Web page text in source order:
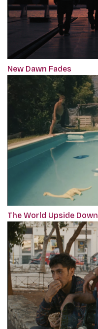
New Dawn Fades
The World Upside Down